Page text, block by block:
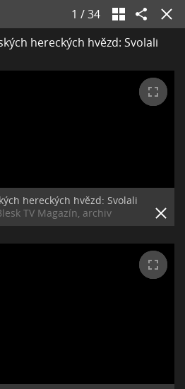
1 /34
hereckých hvězd: Svolali
hereckých hvězd: Svolali
TV Magazín, archiv